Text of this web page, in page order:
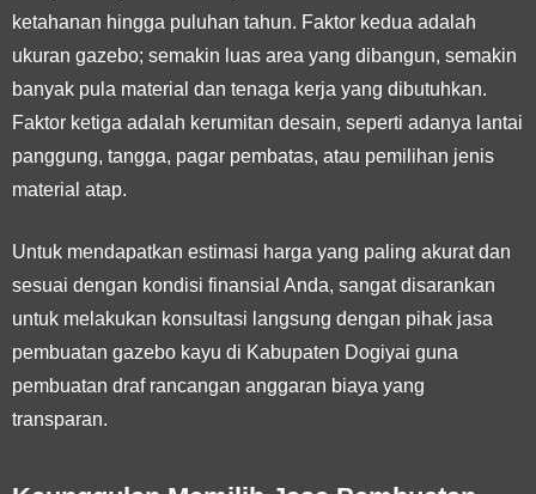
ketahanan hingga puluhan tahun. Faktor kedua adalah
ukuran gazebo; semakin luas area yang dibangun, semakin
banyak pula material dan tenaga kerja yang dibutuhkan.
Faktor ketiga adalah kerumitan desain, seperti adanya lantai
panggung, tangga, pagar pembatas, atau pemilihan jenis
material atap.
Untuk mendapatkan estimasi harga yang paling akurat dan
sesuai dengan kondisi finansial Anda, sangat disarankan
untuk melakukan konsultasi langsung dengan pihak jasa
pembuatan gazebo kayu di Kabupaten Dogiyai guna
pembuatan draf rancangan anggaran biaya yang
transparan.